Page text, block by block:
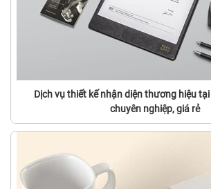
Dịch vụ thiết kế nhận diện thương hiệu
chuyên nghiệp, giá rẻ